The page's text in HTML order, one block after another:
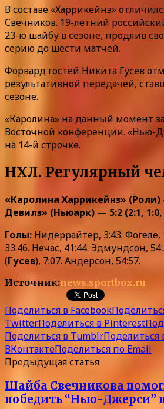
В составе «Харрикейнз»
Свечников. 19-летний
23-ю шайбу в сезоне, продлив
серию до шести матчей.
Форвард гостей Никита Гусев
результативной передачей,
сезоне.
«Каролина» на данный момент
Восточной конференции. «Нью-
на 14-й строчке.
НХЛ. Регулярный
«Каролина Харрикейнз»
Девилз» (Ньюарк) — 5:2 (2:1, 1:0,
Голы: Нидеррайтер, 3:43. Фогеле,
33:46. Нечас, 41:44. Эдмундсон,
(Гусев), 7:07. Андерсон, 54:57.
Источник:news.sportbox.ru
Поделиться в Facebook
TwitterПоделиться в Pinterest
Поделиться в TumblrПоделиться
ВКонтактеПоделиться по Email
Предыдущая статья
Шайба Свечникова
победить “Нью-Джерси”